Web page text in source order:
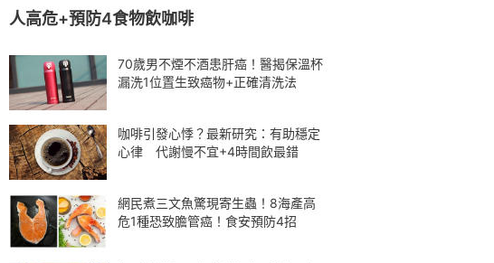
人高危+預防4食物飲咖啡
70歲男不煙不酒患肝癌！醫揭保溫杯
漏洗1位置生致癌物+正確清洗法
咖啡引發心悸？最新研究：有助穩定
心律 代謝慢不宜+4時間飲最錯
網民煮三文魚驚現寄生蟲！8海產高
危1種恐致膽管癌！食安預防4招